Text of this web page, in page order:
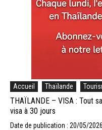
Accueil Thaïlande
THAÏLANDE – VISA : Tout
visa à 30 jours
Date de publication : 20/05/2026